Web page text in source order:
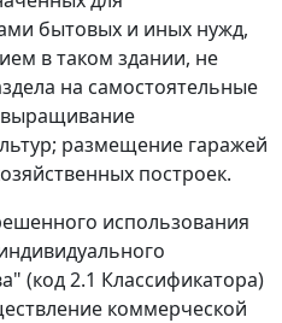
бытовых и иных нужд,
в таком здании, не
на самостоятельные
размещение гаражей
построек.
использования
(код 2.1 Классификатора)
коммерческой